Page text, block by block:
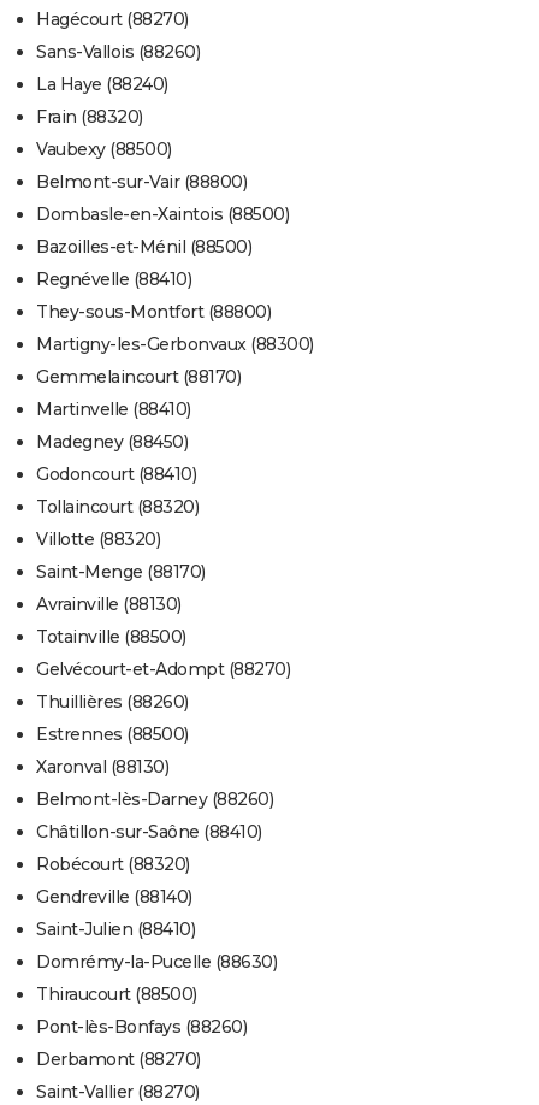
Hagécourt (88270)
Sans-Vallois (88260)
La Haye (88240)
Frain (88320)
Vaubexy (88500)
Belmont-sur-Vair (88800)
Dombasle-en-Xaintois (88500)
Bazoilles-et-Ménil (88500)
Regnévelle (88410)
They-sous-Montfort (88800)
Martigny-les-Gerbonvaux (88300)
Gemmelaincourt (88170)
Martinvelle (88410)
Madegney (88450)
Godoncourt (88410)
Tollaincourt (88320)
Villotte (88320)
Saint-Menge (88170)
Avrainville (88130)
Totainville (88500)
Gelvécourt-et-Adompt (88270)
Thuillières (88260)
Estrennes (88500)
Xaronval (88130)
Belmont-lès-Darney (88260)
Châtillon-sur-Saône (88410)
Robécourt (88320)
Gendreville (88140)
Saint-Julien (88410)
Domrémy-la-Pucelle (88630)
Thiraucourt (88500)
Pont-lès-Bonfays (88260)
Derbamont (88270)
Saint-Vallier (88270)